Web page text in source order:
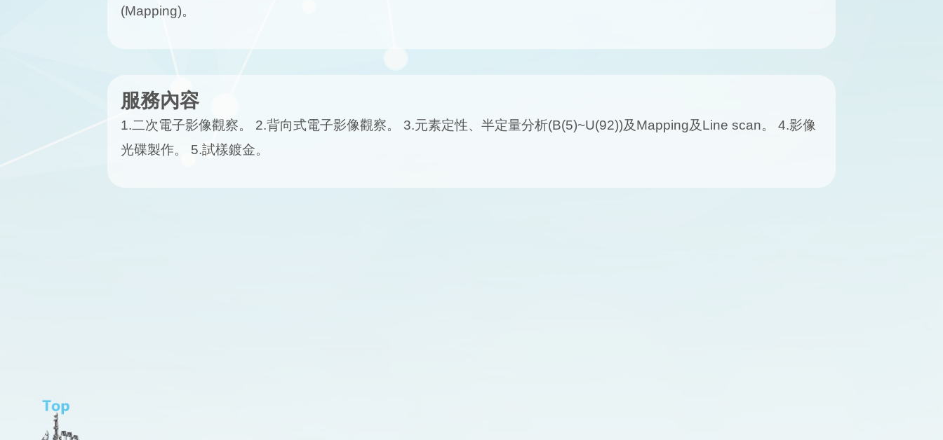
(Mapping)。
服務內容
1.二次電子影像觀察。 2.背向式電子影像觀察。 3.元素定性、半定量分析(B(5)~U(92))及Mapping及Line scan。 4.影像
光碟製作。 5.試樣鍍金。